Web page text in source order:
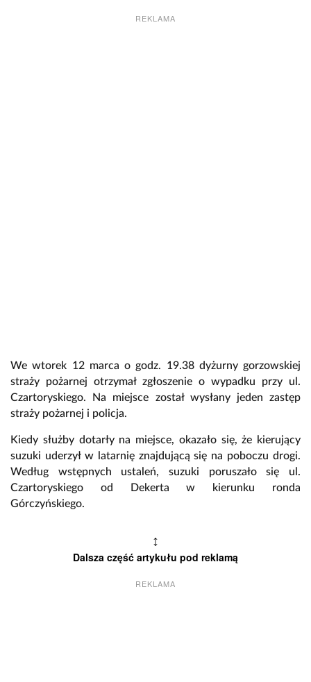
REKLAMA
We wtorek 12 marca o godz. 19.38 dyżurny gorzowskiej
straży pożarnej otrzymał zgłoszenie o wypadku przy ul.
Czartoryskiego. Na miejsce został wysłany jeden zastęp
straży pożarnej i policja.
Kiedy służby dotarły na miejsce, okazało się, że kierujący
suzuki uderzył w latarnię znajdującą się na poboczu drogi.
Według wstępnych ustaleń, suzuki poruszało się ul.
Czartoryskiego od Dekerta w kierunku ronda
Górczyńskiego.
↕
Dalsza część artykułu pod reklamą
REKLAMA